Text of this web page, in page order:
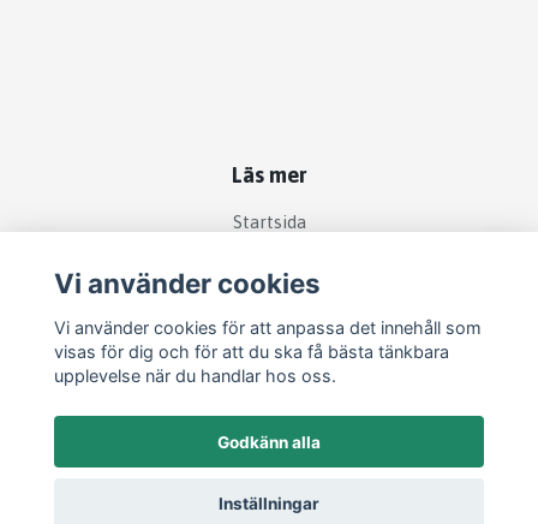
Läs mer
Startsida
Kontakt
Om köp och returer
Produkter
–Powered by Quickbutik
Vi använder cookies
Vi använder cookies för att anpassa det innehåll som
visas för dig och för att du ska få bästa tänkbara
upplevelse när du handlar hos oss.
Godkänn alla
Inställningar